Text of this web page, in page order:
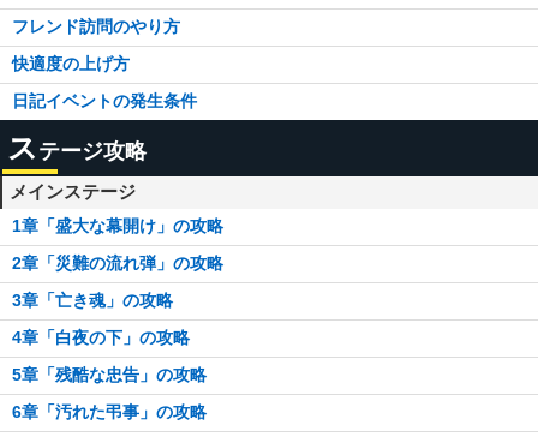
フレンド訪問のやり方
快適度の上げ方
日記イベントの発生条件
ス テージ攻略
メインステージ
1章「盛大な幕開け」の攻略
2章「災難の流れ弾」の攻略
3章「亡き魂」の攻略
4章「白夜の下」の攻略
5章「残酷な忠告」の攻略
6章「汚れた弔事」の攻略